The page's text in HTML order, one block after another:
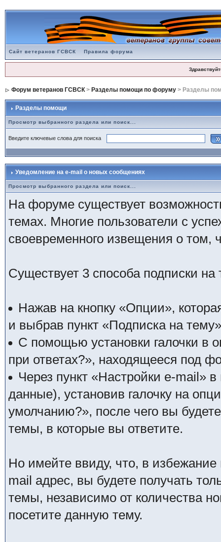
Сайт ветеранов ГСВСК Правила форума
Форум ветеранов ГСВСК> Разделы помощи по форуму> Разделы
Разделы помощи
Просмотр выбранного раздела или поиск...
Введите ключевые слова для поиска
Уведомление на e-mail о новых сообщениях
Просмотр выбранного раздела или поиск...
На форуме существует
темах. Многие пользователи с
своевременного извещения о
Существует 3 способа подписки на
Нажав на кнопку «Опции»,
и выбрав пункт «Подписка на
С помощью установки галочки в
при ответах?», находящееся под
Через пункт «Настройки e-mail»
данные), установив галочку на
умолчанию?», после чего вы
темы, в которые вы ответите.
Но имейте ввиду, что, в
mail адрес, вы будете получать
темы, независимо от количества
посетите данную тему.